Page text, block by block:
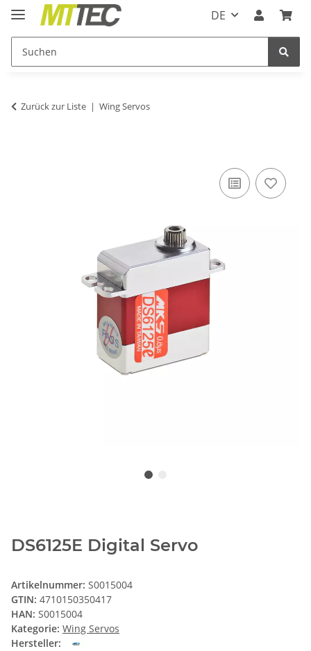
DE
Zurück zur Liste Wing Servos
DS6125E Digital Servo
Artikelnummer: S0015004
GTIN: 4710150350417
HAN: S0015004
Kategorie: Wing Servos
Hersteller: